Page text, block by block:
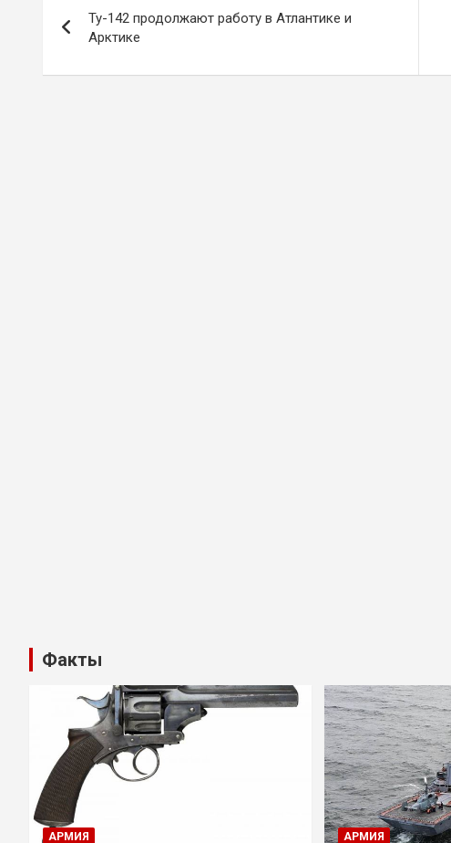
по
записям
Ту-142 продолжают работу в Атлантике и
Арктике
Факты
АРМИЯ АРМИЯ